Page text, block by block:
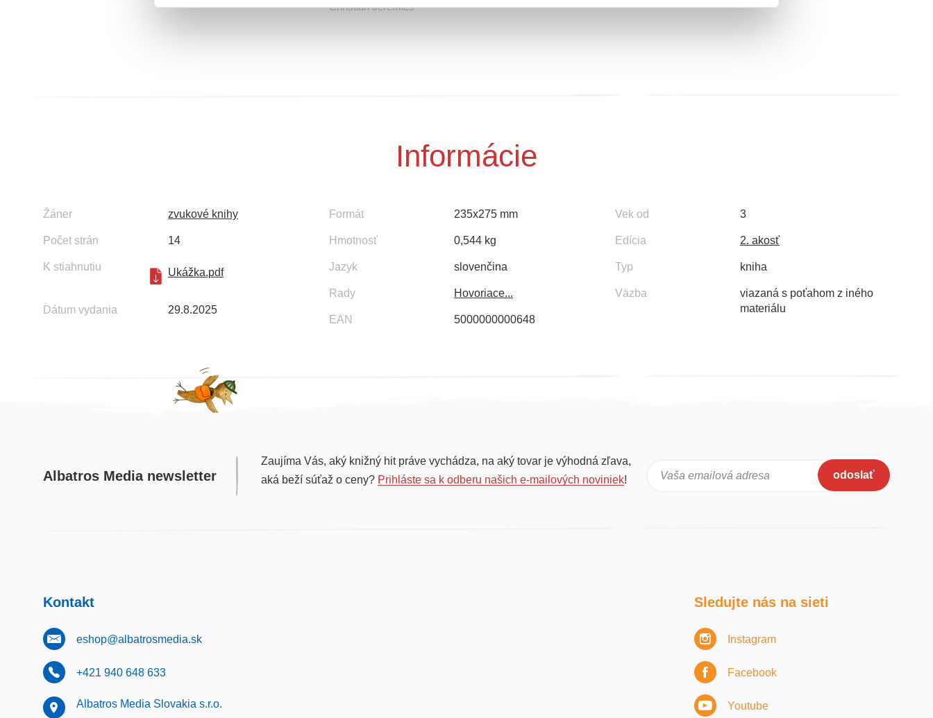
Christian Jeremies
Informácie
Žáner zvukové knihy
Počet strán 14
K stiahnutiu Ukážka.pdf
Dátum vydania 29.8.2025
Formát 235x275 mm
Hmotnosť 0,544 kg
Jazyk slovenčina
Rady Hovoriace...
EAN 5000000000648
Vek od 3
Edícia 2. akosť
Typ kniha
Väzba
viazaná s poťahom z iného
materiálu
Albatros Media newsletter
Zaujíma Vás, aký knižný hit práve vychádza, na aký tovar je výhodná zľava,
aká beží súťaž o ceny? Prihláste sa k odberu našich e-mailových noviniek! Vaša emailová adresa odoslať
Kontakt
eshop@albatrosmedia.sk
+421 940 648 633
Albatros Media Slovakia s.r.o.
Sledujte nás na sieti
Instagram
Facebook
Youtube